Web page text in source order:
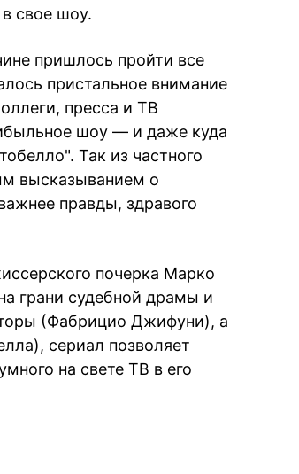
в свое шоу.
пришлось пройти все
пристальное внимание
пресса и ТВ
шоу — и даже куда
Так из частного
высказыванием о
правды, здравого
почерка Марко
грани судебной драмы и
(Фабрицио Джифуни), а
сериал позволяет
на свете ТВ в его